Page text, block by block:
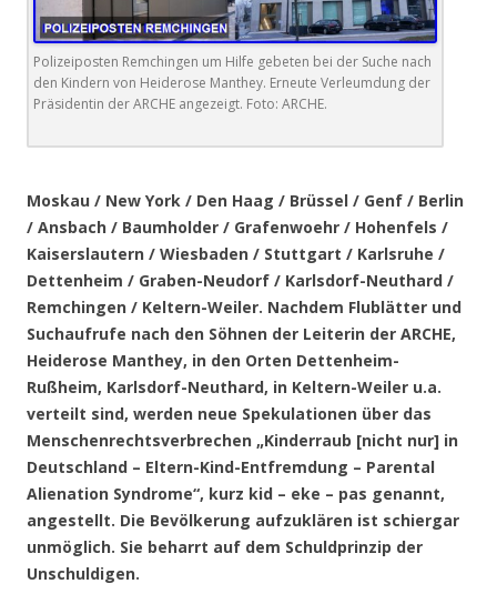
Polizeiposten Remchingen um Hilfe gebeten bei der Suche nach
den Kindern von Heiderose Manthey. Erneute Verleumdung der
Präsidentin der ARCHE angezeigt. Foto: ARCHE.
Moskau / New York / Den Haag / Brüssel / Genf / Berlin
/ Ansbach / Baumholder / Grafenwoehr / Hohenfels /
Kaiserslautern / Wiesbaden / Stuttgart / Karlsruhe /
Dettenheim / Graben-Neudorf / Karlsdorf-Neuthard /
Remchingen / Keltern-Weiler. Nachdem Flublätter und
Suchaufrufe nach den Söhnen der Leiterin der ARCHE,
Heiderose Manthey, in den Orten Dettenheim-
Rußheim, Karlsdorf-Neuthard, in Keltern-Weiler u.a.
verteilt sind, werden neue Spekulationen über das
Menschenrechtsverbrechen „Kinderraub [nicht nur] in
Deutschland – Eltern-Kind-Entfremdung – Parental
Alienation Syndrome“, kurz kid – eke – pas genannt,
angestellt. Die Bevölkerung aufzuklären ist schiergar
unmöglich. Sie beharrt auf dem Schuldprinzip der
Unschuldigen.